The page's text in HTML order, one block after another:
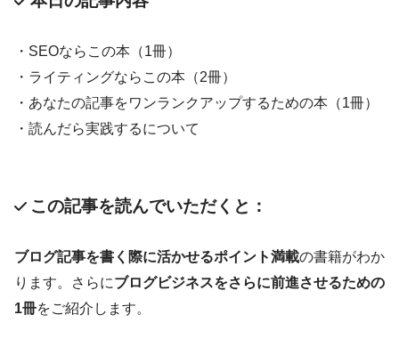
・SEOならこの本（1冊）
・ライティングならこの本（2冊）
・あなたの記事をワンランクアップするための本（1冊）
・読んだら実践するについて
この記事を読んでいただくと：
ブログ記事を書く際に活かせるポイント満載の書籍がわか
ります。さらにブログビジネスをさらに前進させるための
1冊をご紹介します。